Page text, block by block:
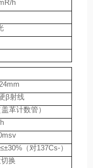
h
24mm
β射线
革计数管）
≤±30% （对137Cs-）
换